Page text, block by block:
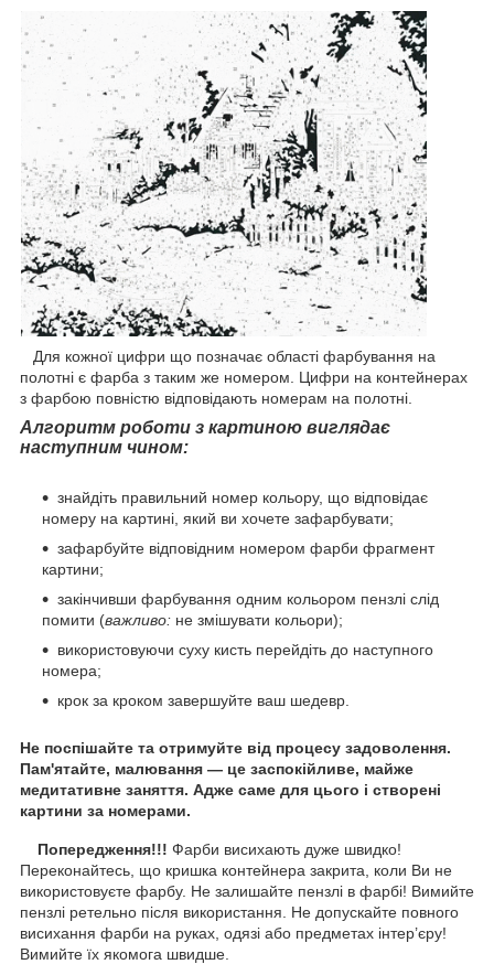
Для кожної цифри що позначає області фарбування на
полотні є фарба з таким же номером. Цифри на контейнерах
з фарбою повністю відповідають номерам на полотні.
Алгоритм роботи з картиною виглядає
наступним чином:
знайдіть правильний номер кольору, що відповідає
номеру на картині, який ви хочете зафарбувати;
зафарбуйте відповідним номером фарби фрагмент
картини;
закінчивши фарбування одним кольором пензлі слід
помити (важливо: не змішувати кольори);
використовуючи суху кисть перейдіть до наступного
номера;
крок за кроком завершуйте ваш шедевр.
Не поспішайте та отримуйте від процесу задоволення.
Пам'ятайте, малювання — це заспокійливе, майже
медитативне заняття. Адже саме для цього і створені
картини за номерами.
Попередження!!! Фарби висихають дуже швидко!
Переконайтесь, що кришка контейнера закрита, коли Ви не
використовуєте фарбу. Не залишайте пензлі в фарбі! Вимийте
пензлі ретельно після використання. Не допускайте повного
висихання фарби на руках, одязі або предметах інтер’єру!
Вимийте їх якомога швидше.